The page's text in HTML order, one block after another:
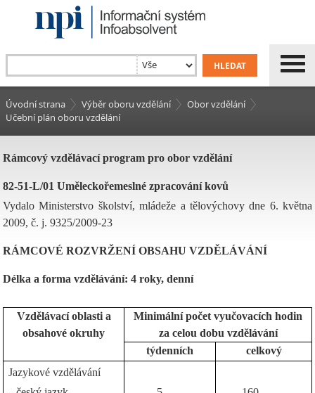
Úvodní strana Výběr oboru vzdělání
Obor vzdělání
Učební plán oboru vzdělání
Rámcový vzdělávací program pro obor vzdělání
82-51-L/01 Uměleckořemeslné zpracování kovů
Vydalo Ministerstvo školství, mládeže a tělovýchovy dne 6. května
2009, č. j. 9325/2009-23
RÁMCOVÉ ROZVRŽENÍ OBSAHU VZDĚLÁVÁNÍ
Délka a forma vzdělávání: 4 roky, denní
Vzdělávací oblasti a
obsahové okruhy
Minimální počet vyučovacích hodin
za celou dobu vzdělávání
týdenních
celkový
Jazykové vzdělávání